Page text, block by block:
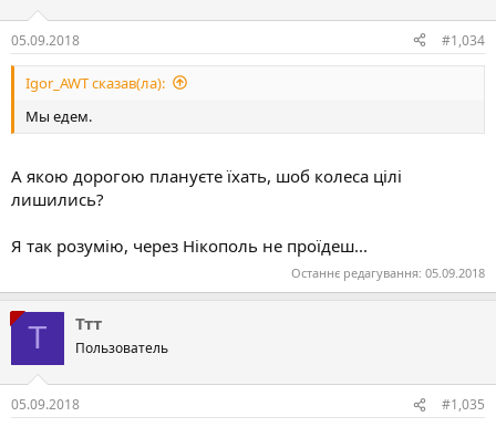
05.09.2018 #1,034
Igor_AWT сказав(ла):
Мы едем.
А якою дорогою плануєте їхать, шоб колеса цілі
лишились?
Я так розумію, через Нікополь не проїдеш...
Останнє редагування: 05.09.2018
Т Ттт
Пользователь
05.09.2018 #1,035